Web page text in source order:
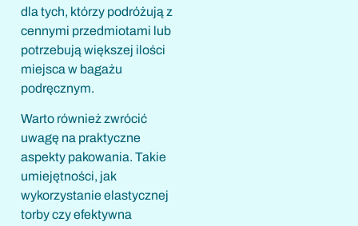
dla tych, którzy podróżują z
cennymi przedmiotami lub
potrzebują większej ilości
miejsca w bagażu
podręcznym.
Warto również zwrócić
uwagę na praktyczne
aspekty pakowania. Takie
umiejętności, jak
wykorzystanie elastycznej
torby czy efektywna